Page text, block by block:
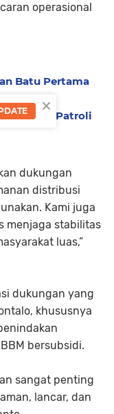
operasional
Batu Pertama
Patroli
dukungan
distribusi
Kami juga
menjaga stabilitas
luas,”
dukungan yang
khususnya
bersubsidi.
sangat penting
lancar, dan
×